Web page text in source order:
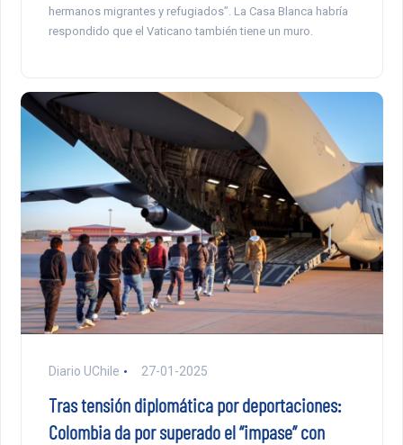
hermanos migrantes y refugiados”. La Casa Blanca habría
respondido que el Vaticano también tiene un muro.
Diario UChile 27-01-2025
Tras tensión diplomática por deportaciones:
Colombia da por superado el “impase” con